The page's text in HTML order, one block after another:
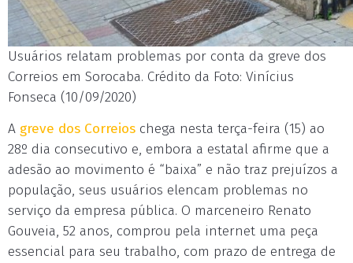
Usuários relatam problemas por conta da greve dos
Correios em Sorocaba. Crédito da Foto: Vinícius
Fonseca (10/09/2020)
A greve dos Correios chega nesta terça-feira (15) ao
28º dia consecutivo e, embora a estatal afirme que a
adesão ao movimento é “baixa” e não traz prejuízos a
população, seus usuários elencam problemas no
serviço da empresa pública. O marceneiro Renato
Gouveia, 52 anos, comprou pela internet uma peça
essencial para seu trabalho, com prazo de entrega de